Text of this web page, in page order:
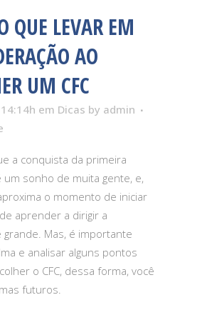
QUE LEVAR EM
AO
UM CFC
em Dicas by admin
a conquista da primeira
um sonho de muita gente, e,
o momento de iniciar
aprender a dirigir a
grande. Mas, é importante
e analisar alguns pontos
o CFC, dessa forma, você
futuros.